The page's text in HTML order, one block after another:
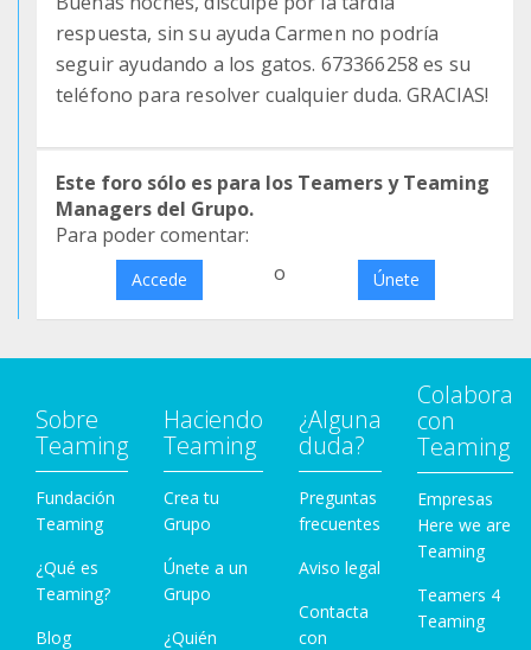
respuesta, sin su ayuda Carmen no podría
seguir ayudando a los gatos. 673366258 es su
teléfono para resolver cualquier duda. GRACIAS!
Este foro sólo es para los Teamers y Teaming
Managers del Grupo.
Para poder comentar:
Accede o Únete
Sobre
Teaming
Fundación
Teaming
¿Qué es
Teaming?
Blog
Haciendo
Teaming
Crea tu
Grupo
Únete a un
Grupo
¿Quién
¿Alguna
duda?
Preguntas
frecuentes
Aviso legal
Contacta
con
Colabora
con
Teaming
Empresas
Here we are
Teaming
Teamers 4
Teaming